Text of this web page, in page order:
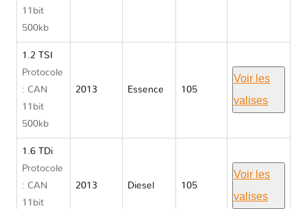
11bit
500kb
1.2 TSI
Protocole
: CAN
11bit
500kb
2013 Essence 105
Voir les
valises
1.6 TDi
Protocole
: CAN
11bit
2013 Diesel 105
Voir les
valises